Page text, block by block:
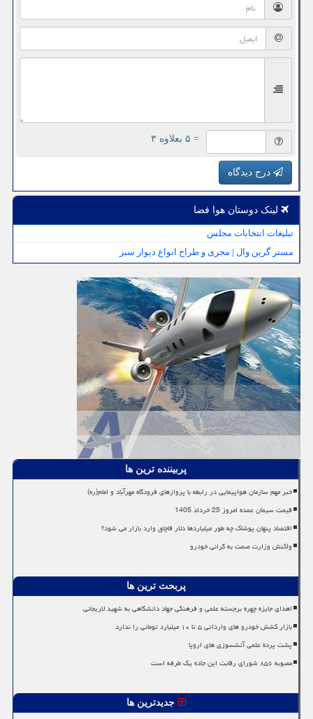
= ۵ بعلاوه ۳
درج دیدگاه
لینک دوستان هوا فضا
تبلیغات انتخابات مجلس
مستر گرین وال | مجری و طراح انواع دیوار سبز
پربیننده ترین ها
خبر مهم سازمان هواپیمایی در رابطه با پروازهای فرودگاه مهرآباد و امام(ره)
قیمت سیمان عمده امروز 25 خرداد 1405
اقتصاد پنهان پوشاک چه طور میلیاردها دلار قاچاق وارد بازار می شود؟
واکنش وزارت صمت به گرانی خودرو
پربحث ترین ها
اهدای جایزه چهره برجسته علمی و فرهنگی جهاد دانشگاهی به شهید لاریجانی
بازار کشش خودرو های وارداتی ۵ تا ۱۰ میلیارد تومانی را ندارد
پشت پرده علمی آتشسوزی های اروپا
مصوبه ۸۵۶ شورای رقابت این جاده یک طرفه است
جدیدترین ها